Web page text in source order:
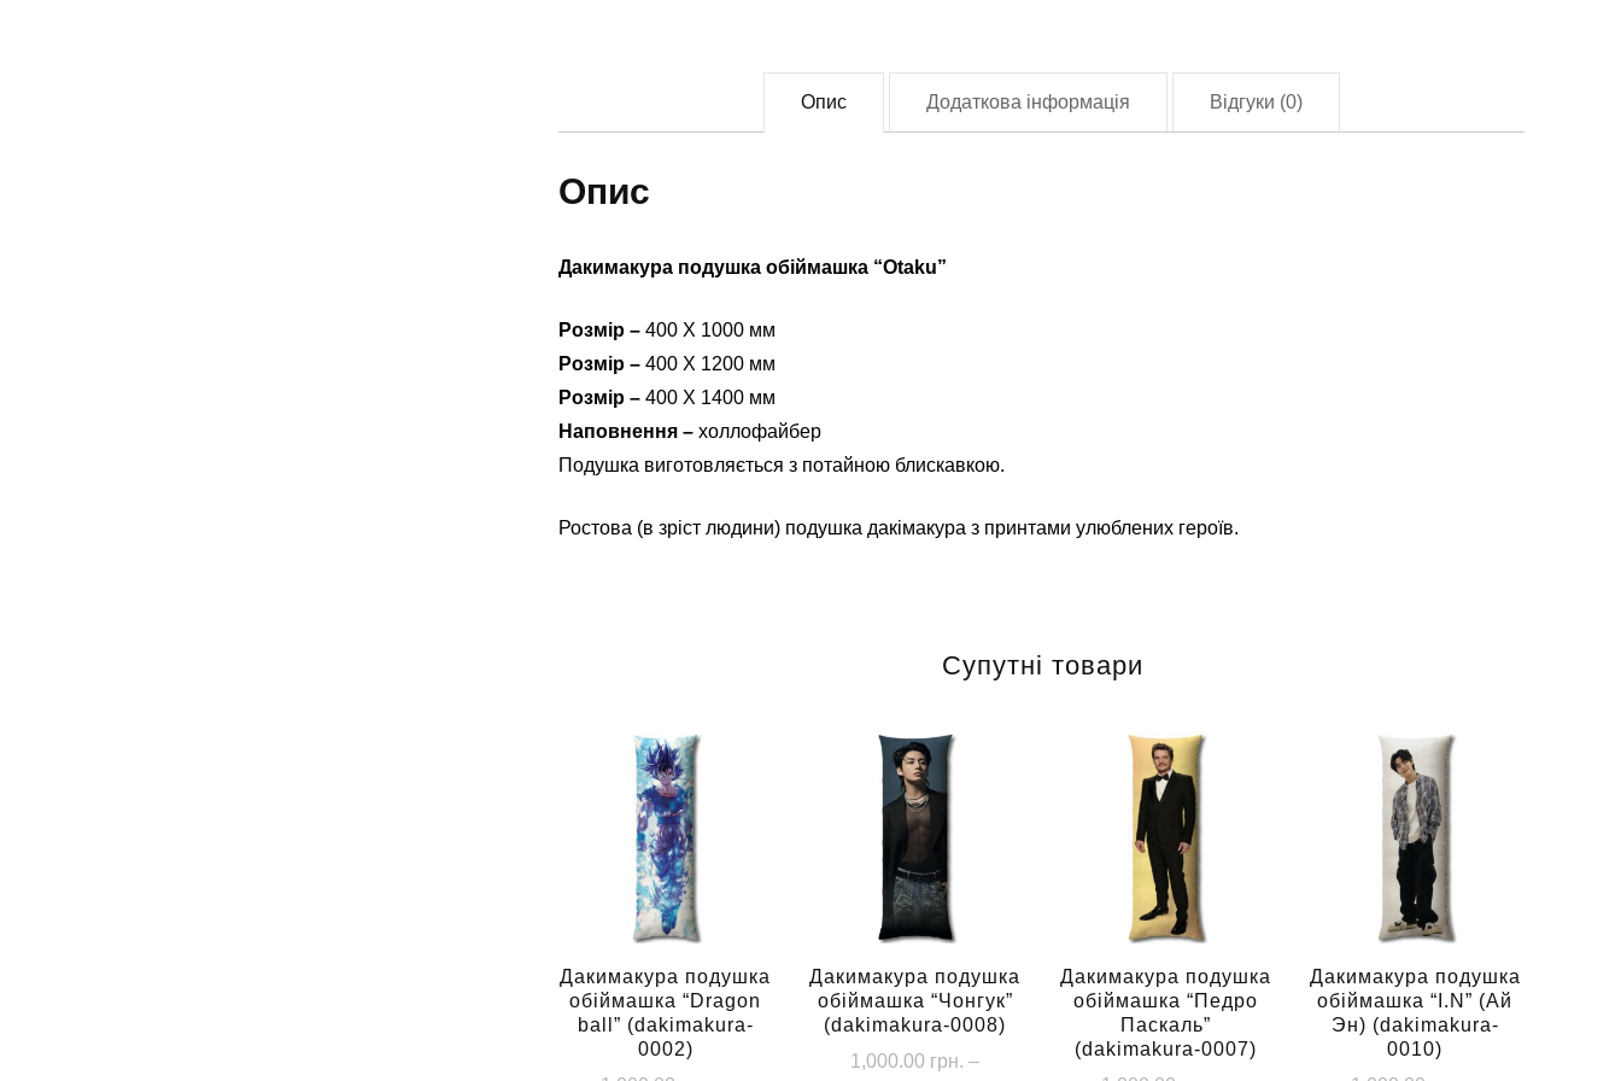
Опис Додаткова інформація Відгуки (0)
Опис
Дакимакура подушка обіймашка “Otaku”
Розмір – 400 Х 1000 мм
Розмір – 400 Х 1200 мм
Розмір – 400 Х 1400 мм
Наповнення – холлофайбер
Подушка виготовляється з потайною блискавкою.
Ростова (в зріст людини) подушка дакімакура з принтами улюблених героїв.
Супутні товари
Дакимакура подушка
обіймашка “Dragon
ball” (dakimakura-
0002)
Дакимакура подушка
обіймашка “Чонгук”
(dakimakura-0008)
1,000.00 грн. –
Дакимакура подушка
обіймашка “Педро
Паскаль”
(dakimakura-0007)
Дакимакура подушка
обіймашка “I.N” (Ай
Эн) (dakimakura-
0010)